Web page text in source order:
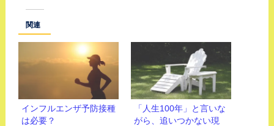
関連
インフルエンザ予防接種
は必要？
「人生100年」と言いな
がら、追いつかない現